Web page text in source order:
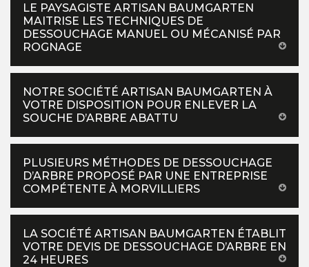
LE PAYSAGISTE ARTISAN BAUMGARTEN
MAITRISE LES TECHNIQUES DE
DESSOUCHAGE MANUEL OU MÉCANISÉ PAR
ROGNAGE
NOTRE SOCIÉTÉ ARTISAN BAUMGARTEN À
VOTRE DISPOSITION POUR ENLEVER LA
SOUCHE D’ARBRE ABATTU
PLUSIEURS MÉTHODES DE DESSOUCHAGE
D’ARBRE PROPOSÉ PAR UNE ENTREPRISE
COMPÉTENTE À MORVILLIERS
LA SOCIÉTÉ ARTISAN BAUMGARTEN ÉTABLIT
VOTRE DEVIS DE DESSOUCHAGE D’ARBRE EN
24 HEURES